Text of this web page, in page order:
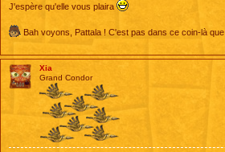
J'espère qu'elle vous plaira
Bah voyons, Pattala ! C'est pas dans ce coin-là
Xia
Grand Condor